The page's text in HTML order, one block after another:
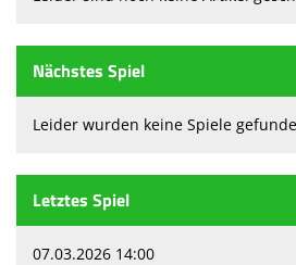
Fußball
Tischtennis
Handball
Nächstes Spiel
Leider wurden keine Spiele
Letztes Spiel
07.03.2026 14:00